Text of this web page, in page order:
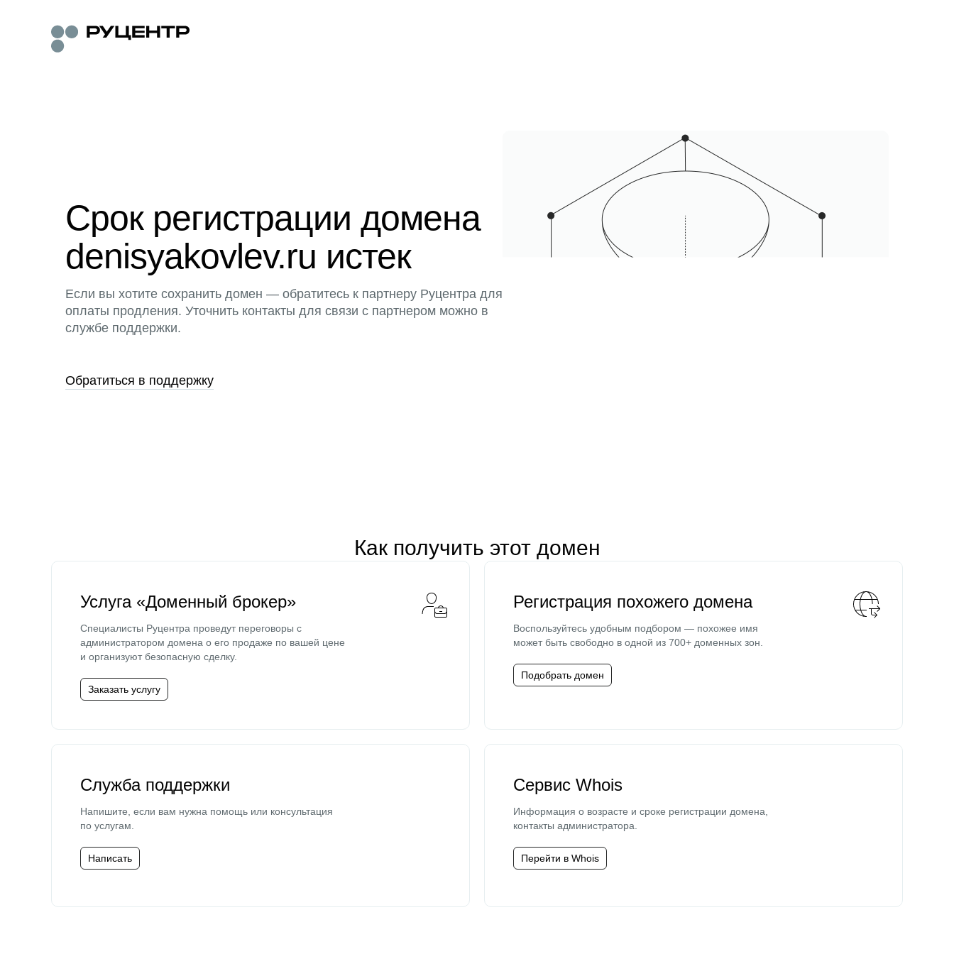
Срок регистрации домена
denisyakovlev.ru истек
Если вы хотите сохранить домен — обратитесь к партнеру Руцентра для
оплаты продления. Уточнить контакты для связи с партнером можно в
службе поддержки.
Обратиться в поддержку
Как получить этот домен
Услуга «Доменный брокер»
Специалисты Руцентра проведут переговоры с
администратором домена о его продаже по вашей цене
и организуют безопасную сделку.
Заказать услугу
Регистрация похожего домена
Воспользуйтесь удобным подбором — похожее имя
может быть свободно в одной из 700+ доменных зон.
Подобрать домен
Служба поддержки
Напишите, если вам нужна помощь или консультация
по услугам.
Написать
Сервис Whois
Информация о возрасте и сроке регистрации домена,
контакты администратора.
Перейти в Whois